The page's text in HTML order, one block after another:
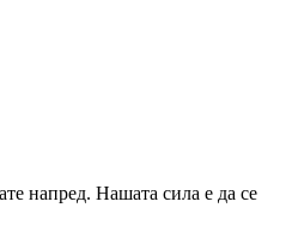
напред. Нашата сила е да се